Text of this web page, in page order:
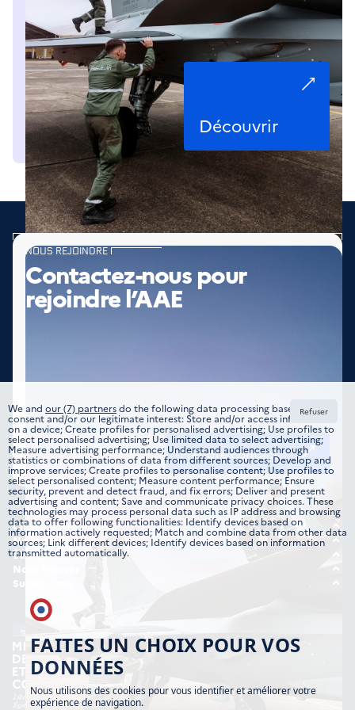
Découvrir
NOUS REJOINDRE
Contactez-nous pour
rejoindre l’AAE
Prendre contact
Choisir votre métier
Tous les domaines
Formations
Nous rejoindre
Offre d’emplois
Candidature spontanée
Être guidé
Étudiant
Jeune professionnel
Expérimenté
Nous trouver
Nos implantations
Suivez-nous
Instagram
TikTok
We and our (7) partnersdo the following data processing based on your
consent and/or our legitimate interest: Store and/or access information
on a device; Create profiles for personalised advertising; Use profiles to
select personalised advertising; Use limited data to select advertising;
Measure advertising performance; Understand audiences through
statistics or combinations of data from different sources; Develop and
improve services; Create profiles to personalise content; Use profiles to
select personalised content; Measure content performance; Ensure
security, prevent and detect fraud, and fix errors; Deliver and present
advertising and content; Save and communicate privacy choices. These
technologies may process personal data such as IP address and browsing
data to offer following functionalities: Identify devices based on
information actively requested; Match and combine data from other data
sources; Link different devices; Identify devices based on information
transmitted automatically.
FAITES UN CHOIX POUR VOS
DONNÉES
Nous utilisons des cookies pour vous identifier et améliorer votre
expérience de navigation.
Refuser